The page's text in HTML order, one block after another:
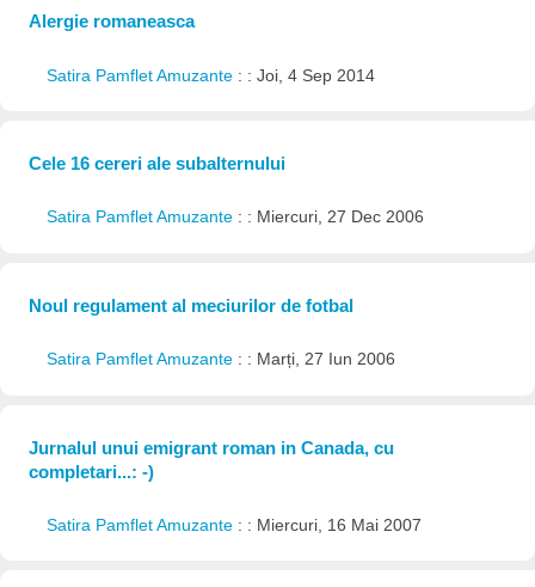
Alergie romaneasca
Satira Pamflet Amuzante : : Joi, 4 Sep 2014
Cele 16 cereri ale subalternului
Satira Pamflet Amuzante : : Miercuri, 27 Dec 2006
Noul regulament al meciurilor de fotbal
Satira Pamflet Amuzante : : Marți, 27 Iun 2006
Jurnalul unui emigrant roman in Canada, cu
completari...: -)
Satira Pamflet Amuzante : : Miercuri, 16 Mai 2007